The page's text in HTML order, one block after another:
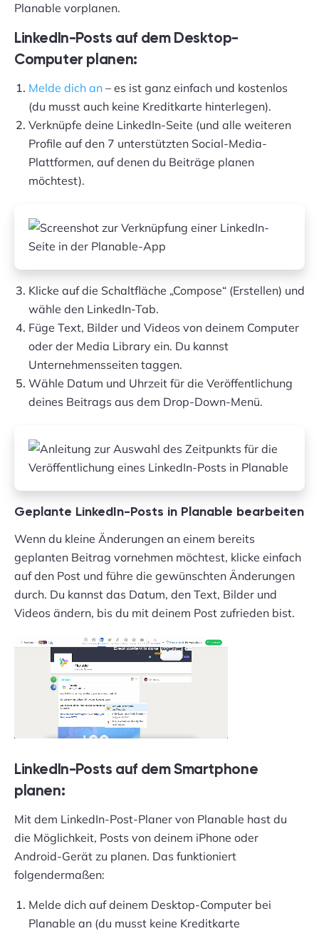
Planable vorplanen.
LinkedIn-Posts auf dem Desktop-
Computer planen:
Melde dich an – es ist ganz einfach und kostenlos
(du musst auch keine Kreditkarte hinterlegen).
Verknüpfe deine LinkedIn-Seite (und alle weiteren
Profile auf den 7 unterstützten Social-Media-
Plattformen, auf denen du Beiträge planen
möchtest).
Klicke auf die Schaltfläche „Compose“ (Erstellen) und
wähle den LinkedIn-Tab.
Füge Text, Bilder und Videos von deinem Computer
oder der Media Library ein. Du kannst
Unternehmensseiten taggen.
Wähle Datum und Uhrzeit für die Veröffentlichung
deines Beitrags aus dem Drop-Down-Menü.
Geplante LinkedIn-Posts in Planable bearbeiten
Wenn du kleine Änderungen an einem bereits
geplanten Beitrag vornehmen möchtest, klicke einfach
auf den Post und führe die gewünschten Änderungen
durch. Du kannst das Datum, den Text, Bilder und
Videos ändern, bis du mit deinem Post zufrieden bist.
LinkedIn-Posts auf dem Smartphone
planen:
Mit dem LinkedIn-Post-Planer von Planable hast du
die Möglichkeit, Posts von deinem iPhone oder
Android-Gerät zu planen. Das funktioniert
folgendermaßen:
Melde dich auf deinem Desktop-Computer bei
Planable an (du musst keine Kreditkarte